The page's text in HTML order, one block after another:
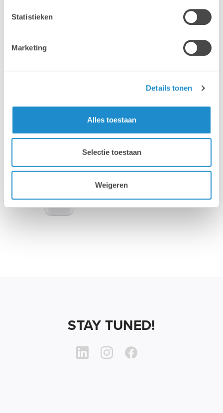
Statistieken
Marketing
Details tonen
Alles toestaan
Selectie toestaan
Weigeren
STAY TUNED!